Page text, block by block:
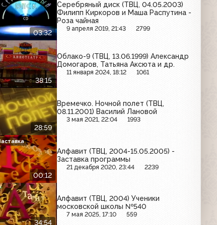
03:32
Серебряный диск (ТВЦ, 04.05.2003)
Филипп Киркоров и Маша Распутина -
Роза чайная
9 апреля 2019, 21:43 2799
38:15
Облако-9 (ТВЦ, 13.06.1999) Александр
Домогаров, Татьяна Аксюта и др.
11 января 2024, 18:12 1061
28:59
Времечко. Ночной полет (ТВЦ,
08.11.2001) Василий Лановой
3 мая 2021, 22:04 1993
00:12
Алфавит (ТВЦ, 2004-15.05.2005) -
Заставка программы
21 декабря 2020, 23:44 2239
34:54
Алфавит (ТВЦ, 2004) Ученики
московской школы №540
7 мая 2025, 17:10 559